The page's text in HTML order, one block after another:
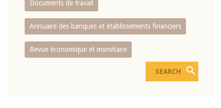
Documents de travail
Annuaire des banques et établissements financiers
Revue économique et monétaire